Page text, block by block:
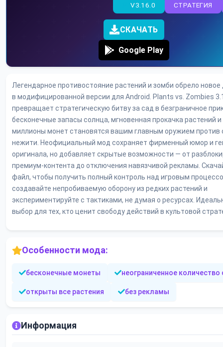
СТРАТЕГИЯ
V3.16.0
СКАЧАТЬ
Google Play
Легендарное противостояние растений и зомби обрело
в модифицированной версии для Android. Plants vs. Zombies
превращает стратегическую битву за сад в безграничное
бесконечные запасы солнца, мгновенная прокачка растений и
миллионы монет становятся вашим главным оружием против
нежити. Неофициальный мод сохраняет фирменный юмор и
оригинала, но добавляет скрытые возможности — от
премиум-контента до отключения навязчивой рекламы.
файл, чтобы получить полный контроль над игровым
создавайте непробиваемую оборону из редких растений и
экспериментируйте с тактиками, не думая о ресурсах.
выбор для тех, кто ценит свободу действий в культовой
Особенности мода:
бесконечные монеты неограниченное количество
открыты все растения без рекламы
Информация